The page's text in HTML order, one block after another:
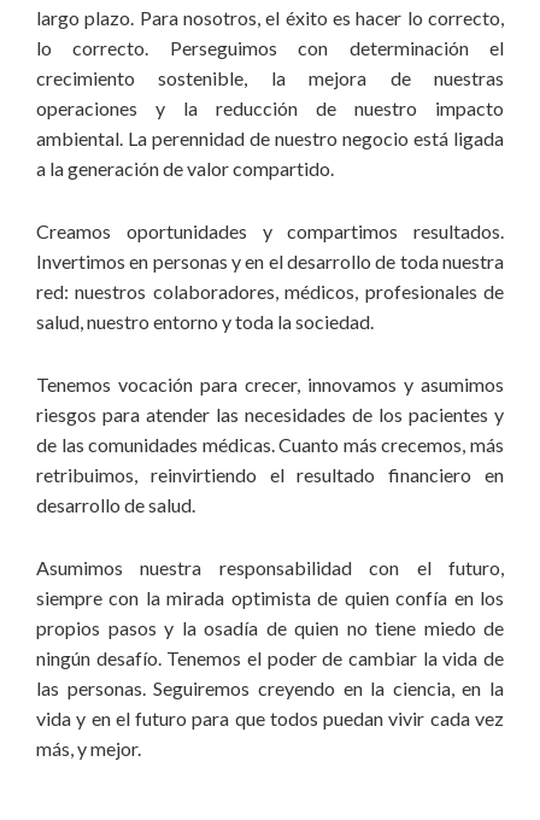
largo plazo. Para nosotros, el éxito es hacer lo correcto,
lo correcto. Perseguimos con determinación el
crecimiento sostenible, la mejora de nuestras
operaciones y la reducción de nuestro impacto
ambiental. La perennidad de nuestro negocio está ligada
a la generación de valor compartido.
Creamos oportunidades y compartimos resultados.
Invertimos en personas y en el desarrollo de toda nuestra
red: nuestros colaboradores, médicos, profesionales de
salud, nuestro entorno y toda la sociedad.
Tenemos vocación para crecer, innovamos y asumimos
riesgos para atender las necesidades de los pacientes y
de las comunidades médicas. Cuanto más crecemos, más
retribuimos, reinvirtiendo el resultado financiero en
desarrollo de salud.
Asumimos nuestra responsabilidad con el futuro,
siempre con la mirada optimista de quien confía en los
propios pasos y la osadía de quien no tiene miedo de
ningún desafío. Tenemos el poder de cambiar la vida de
las personas. Seguiremos creyendo en la ciencia, en la
vida y en el futuro para que todos puedan vivir cada vez
más, y mejor.